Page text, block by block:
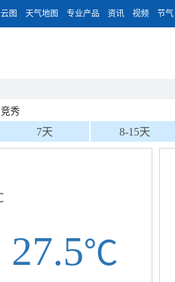
云图 天气地图 专业产品 资讯 视频 节气
竞秀
7天 8-15天
27.5℃